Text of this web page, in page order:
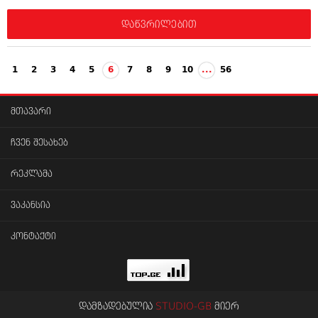
დაწვრილებით
1 2 3 4 5 6 7 8 9 10 ... 56
მთავარი
ჩვენ შესახებ
რეკლამა
ვაკანსია
კონტაქტი
დამზადებულია STUDIO-GB მიერ